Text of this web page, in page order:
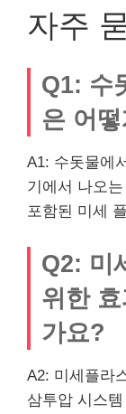
자주
Q1: 수
은 어
A1: 수돗물에
기에서 나오
포함된 미세
Q2: 미
위한
가요?
A2: 미세플라
삼투압 시스